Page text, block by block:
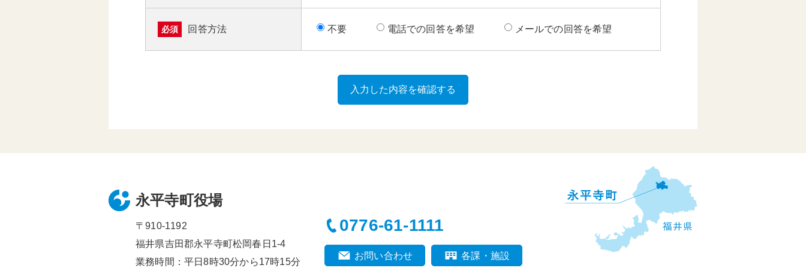
必須 回答方法 不要 電話での回答を希望 メールでの回答を希望
永平寺町役場
〒910-1192
福井県吉田郡永平寺町松岡春日1-4
業務時間：平日8時30分から17時15分
0776-61-1111
お問い合わせ 各課・施設